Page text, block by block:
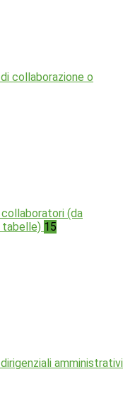
collaborazione o
(da
tabelle) 15
amministrativi